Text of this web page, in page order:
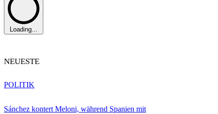
Loading...
NEUESTE
Sánchez kontert Meloni, während Spanien mit
POLITIK